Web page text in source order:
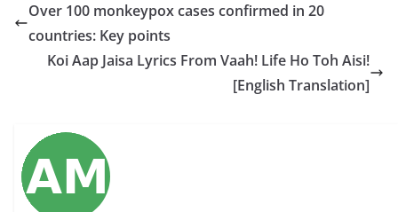
Over 100 monkeypox cases confirmed in 20
countries: Key points
Koi Aap Jaisa Lyrics From Vaah! Life Ho Toh Aisi!
[English Translation]